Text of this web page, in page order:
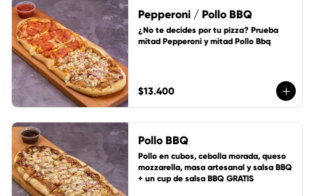
Pepperoni / Pollo BBQ
¿No te decides por tu pizza? Prueba
mitad Pepperoni y mitad Pollo Bbq
$13.400
Pollo BBQ
Pollo en cubos, cebolla morada, queso
mozzarella, masa artesanal y salsa BBQ
+ un cup de salsa BBQ GRATIS